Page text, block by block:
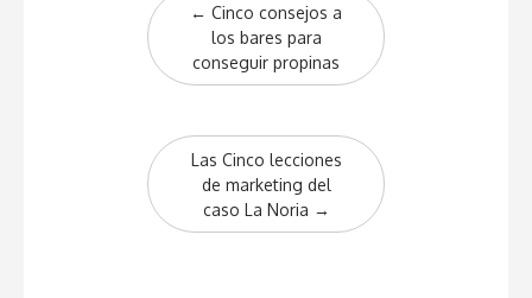
navigation
← Cinco consejos a
los bares para
conseguir propinas
Las Cinco lecciones
de marketing del
caso La Noria →